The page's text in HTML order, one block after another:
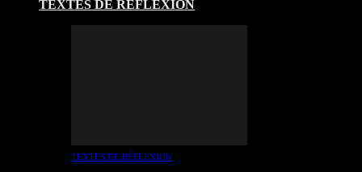
TEXTES DE RÉFLEXION
TEXTES DE RÉFLEXION